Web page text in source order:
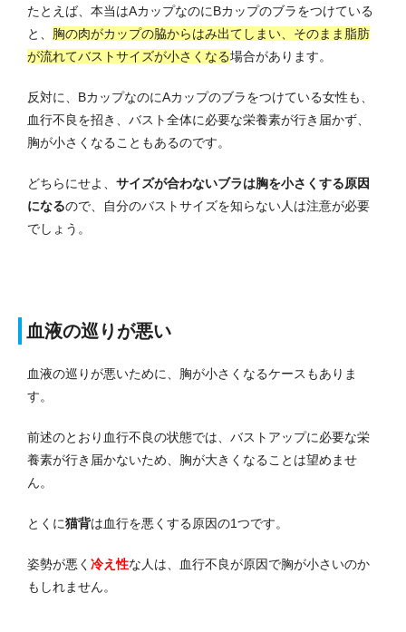
たとえば、本当はAカップなのにBカップのブラをつけている
と、 胸の肉がカップの脇からはみ出てしまい、そのまま脂肪
が流れてバストサイズが小さくなる場合があります。
反対に、BカップなのにAカップのブラをつけている女性も、
血行不良を招き、バスト全体に必要な栄養素が行き届かず、
胸が小さくなることもあるのです。
どちらにせよ、 サイズが合わないブラは胸を小さくする原因
になるので、自分のバストサイズを知らない人は注意が必要
でしょう。
血液の巡りが悪い
血液の巡りが悪いために、胸が小さくなるケースもありま
す。
前述のとおり血行不良の状態では、バストアップに必要な栄
養素が行き届かないため、胸が大きくなることは望めませ
ん。
とくに猫背は血行を悪くする原因の1つです。
姿勢が悪く 冷え性な人は、血行不良が原因で胸が小さいのか
もしれません。